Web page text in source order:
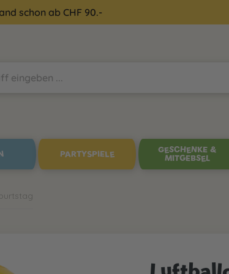
schon ab CHF 90.-
PARTYSPIELE
GESCHENKE &
MITGEBSEL